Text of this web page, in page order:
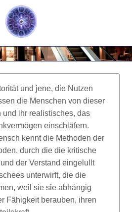
und jene, die Nutzen
die Menschen von dieser
und ihr realistisches, das
einschläfern.
kennt die Methoden der
durch die die kritische
der Verstand eingelullt
unterwirft, die die
weil sie sie abhängig
Fähigkeit berauben, ihren